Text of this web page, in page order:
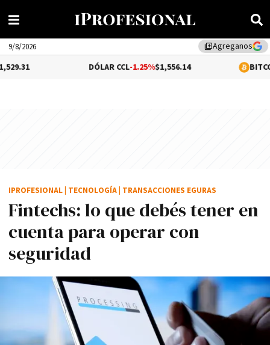
library_addAgreganos
9/8/2026
-1.25%$1,556.14 0.21%
Fintechs: lo que debés tener en
cuenta para operar con
seguridad
IPROFESIONAL TECNOLOGÍA TRANSACCIONES EGURAS